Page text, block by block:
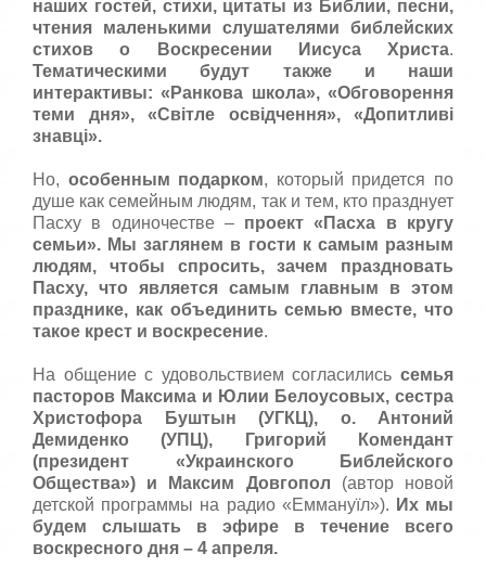
наших гостей, стихи, цитаты из Библии, песни,
чтения маленькими слушателями библейских
стихов о Воскресении Иисуса Христа.
Тематическими будут также и наши
интерактивы:«Ранкова школа», «Обговорення
теми дня», «Світле освідчення», «Допитливі
знавці».
Но, особенным подарком, который придется по
душе как семейным людям, так и тем, кто празднует
Пасху в одиночестве – проект «Пасха в кругу
семьи». Мы заглянем в гости к самым разным
людям, чтобы спросить, зачем праздновать
Пасху, что является самым главным в этом
празднике, как объединить семью вместе, что
такое крест и воскресение.
На общение с удовольствием согласились семья
пасторов Максима и Юлии Белоусовых, сестра
Христофора Буштын (УГКЦ), о. Антоний
Демиденко (УПЦ), Григорий Комендант
(президент «Украинского Библейского
Общества») и Максим Довгопол (автор новой
детской программы на радио «Еммануїл»). Их мы
будем слышать в эфире в течение всего
воскресного дня – 4 апреля.